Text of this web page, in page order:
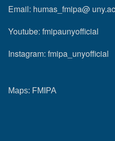
Email: humas_fmipa@
Youtube: fmipaunyofficial
Instagram: fmipa_unyofficial
Maps: FMIPA